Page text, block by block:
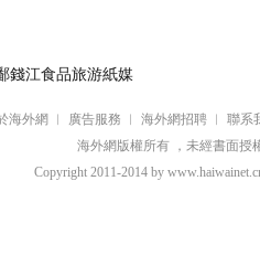
錢江食品旅游紙媒
海外網 ︱ 廣告服務 ︱ 海外網招聘 ︱ 聯系
海外網版權所有 ，未經書面授
Copyright 2011-2014 by